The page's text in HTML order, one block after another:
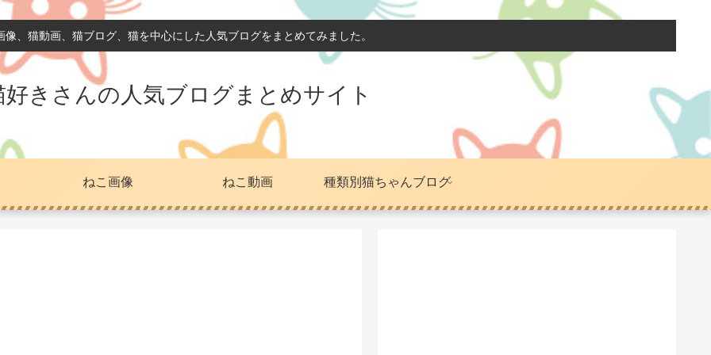
像、猫動画、猫ブログ、猫を中心にした人気ブログをまとめてみました。
好きさんの人気ブログまとめサイト
ねこ画像 ねこ動画 種類別猫ちゃんブログ